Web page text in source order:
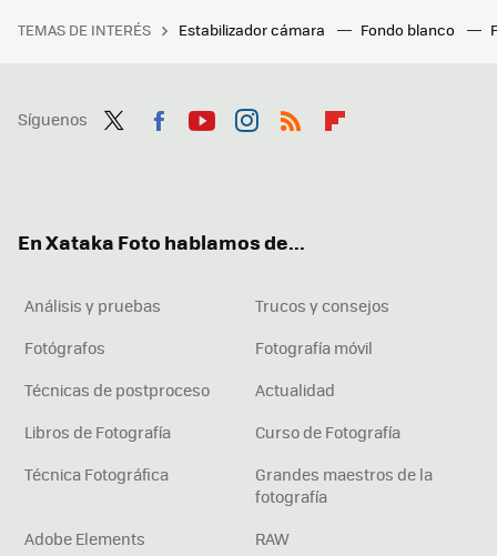
TEMAS DE INTERÉS Estabilizador cámara Fondo blanco
Síguenos
En Xataka Foto hablamos de...
Análisis y pruebas
Trucos y consejos
Fotógrafos
Fotografía móvil
Técnicas de postproceso
Actualidad
Libros de Fotografía
Curso de Fotografía
Técnica Fotográfica
Grandes maestros de la
fotografía
Adobe Elements
RAW